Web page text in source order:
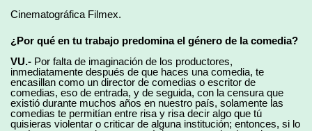
Cinematográfica Filmex.
¿Por qué en tu trabajo predomina el género de la comedia?
VU.- Por falta de imaginación de los productores,
inmediatamente después de que haces una comedia, te
encasillan como un director de comedias o escritor de
comedias, eso de entrada, y de seguida, con la censura que
existió durante muchos años en nuestro país, solamente las
comedias te permitían entre risa y risa decir algo que tú
quisieras violentar o criticar de alguna institución; entonces, si lo